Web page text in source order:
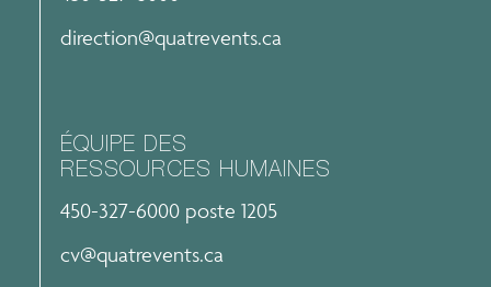
direction@quatrevents.ca
ÉQUIPE DES
RESSOURCES HUMAINES
450-327-6000 poste 1205
cv@quatrevents.ca